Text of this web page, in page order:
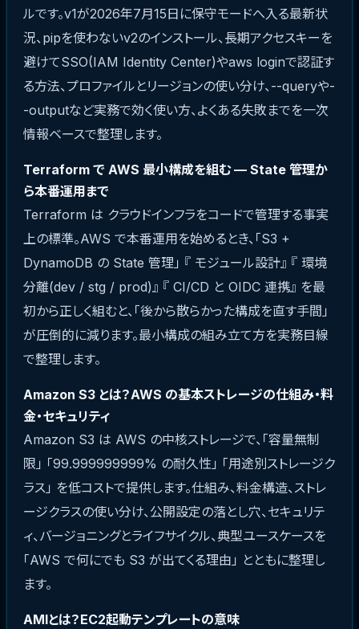
ルです。v1が2026年7月15日に保守モードへ入る最新状
況、pipを使わないv2のインストール、長期アクセスキーを
避けてSSO(IAM Identity Center)やaws loginで認証す
る方法、プロファイルとリージョンの使い分け、--queryや-
-outputなど実務で効く使い方、よくある失敗までを一次
情報ベースで整理します。
Terraform で AWS 最小構成を組む — State 管理か
ら本番運用まで
Terraform は クラウドインフラをコードで管理する事実
上の標準。AWS で本番運用を始めるとき、「S3 +
DynamoDB の State 管理」 『 モジュール設計』 『 環境
分離(dev / stg / prod)』 『 CI/CD と OIDC 連携』 を最
初から正しく組むと、「後から散らかった構成を直す手間」
が圧倒的に減ります。最小構成の組み立て方を実務目線
で整理します。
Amazon S3 とは？AWS の基本ストレージの仕組み・料
金・セキュリティ
Amazon S3 は AWS の中核ストレージで、「容量無制
限」 「99.999999999% の耐久性」 「用途別ストレージク
ラス」 を低コストで提供します。仕組み、料金構造、ストレ
ージクラスの使い分け、公開設定の落とし穴、セキュリテ
ィ、バージョニングとライフサイクル、典型ユースケースを
「AWS で何にでも S3 が出てくる理由」 とともに整理し
ます。
AMIとは？EC2起動テンプレートの意味